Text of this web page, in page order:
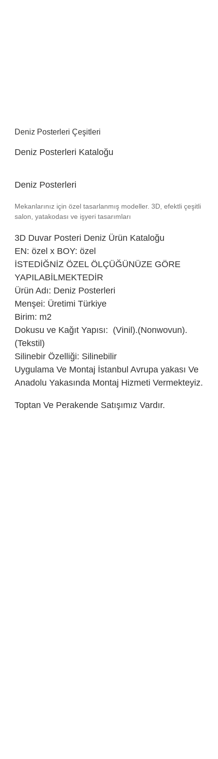
Deniz Posterleri Çeşitleri
Deniz Posterleri Kataloğu
Deniz Posterleri
Mekanlarınız için özel tasarlanmış modeller. 3D, efektli çeşitli
salon, yatakodası ve işyeri tasarımları
3D Duvar Posteri Deniz Ürün Kataloğu
EN: özel x BOY: özel
İSTEDİĞNİZ ÖZEL ÖLÇÜĞÜNÜZE GÖRE
YAPILABİLMEKTEDİR
Ürün Adı: Deniz Posterleri
Menşei: Üretimi Türkiye
Birim: m2
Dokusu ve Kağıt Yapısı: (Vinil).(Nonwovun).
(Tekstil)
Silinebir Özelliği: Silinebilir
Uygulama Ve Montaj İstanbul Avrupa yakası Ve
Anadolu Yakasında Montaj Hizmeti Vermekteyiz.
Toptan Ve Perakende Satışımız Vardır.